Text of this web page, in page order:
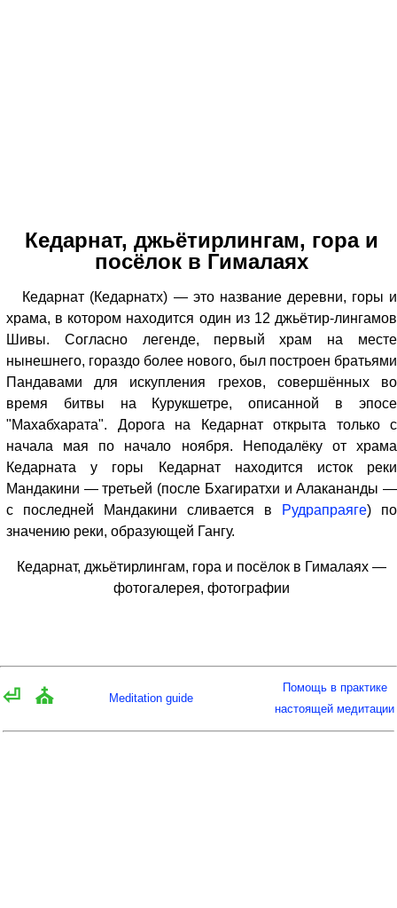
Кедарнат, джьётирлингам, гора и
посёлок в Гималаях
Кедарнат (Кедарнатх) — это название деревни, горы и
храма, в котором находится один из 12 джьётир-лингамов
Шивы. Согласно легенде, первый храм на месте
нынешнего, гораздо более нового, был построен братьями
Пандавами для искупления грехов, совершённых во
время битвы на Курукшетре, описанной в эпосе
"Махабхарата". Дорога на Кедарнат открыта только с
начала мая по начало ноября. Неподалёку от храма
Кедарната у горы Кедарнат находится исток реки
Мандакини — третьей (после Бхагиратхи и Алакананды —
с последней Мандакини сливается в
Рудрапраяге) по
значению реки, образующей Гангу.
Кедарнат, джьётирлингам, гора и посёлок в Гималаях —
фотогалерея, фотографии
⏎ ⛪ Meditation guide
Помощь в практике
настоящей медитации